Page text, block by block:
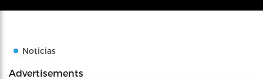
Noticias
Advertisements